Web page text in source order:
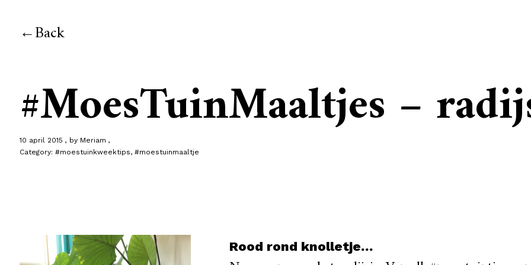
Back
#MoesTuinMaaltjes –
10 april 2015 by Meriam
Category: #moestuinkweektips, #moestuinmaaltje
Rood rond knolletje…